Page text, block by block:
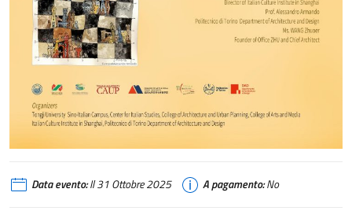
Data evento:Il 31 Ottobre 2025 A pagamento:No